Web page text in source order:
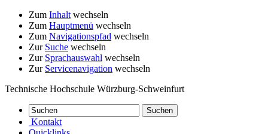
Zum Inhalt wechseln
Zum Hauptmenü wechseln
Zum Navigationspfad wechseln
Zur Suche wechseln
Zur Sprachauswahl wechseln
Zur Servicenavigation wechseln
Technische Hochschule Würzburg-Schweinfurt
Kontakt